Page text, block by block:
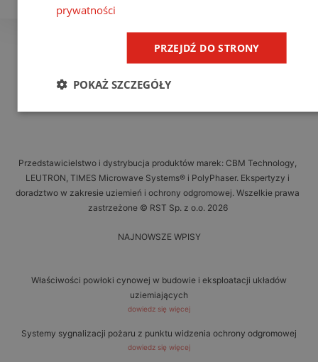
Przedstawicielstwo i dystrybucja produktów marek: CBM Technology,
LEUTRON, TIMES Microwave Systems® i PolyPhaser. Ekspertyzy i
doradztwo w zakresie uziemień i ochrony odgromowej. Wszelkie prawa
zastrzeżone © RST Sp. z o.o. 2026
NAJNOWSZE WPISY
Właściwości powłoki cynowej w budowie i eksploatacji układów
uziemiających
dowiedz się więcej
Systemy sygnalizacji pożaru z punktu widzenia ochrony odgromowej
dowiedz się więcej
prywatności
PRZEJDŹ DO STRONY
POKAŻ SZCZEGÓŁY